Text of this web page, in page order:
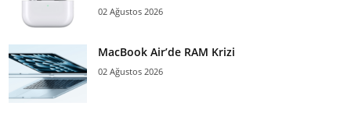
02 Ağustos 2026
MacBook Air’de RAM Krizi
02 Ağustos 2026